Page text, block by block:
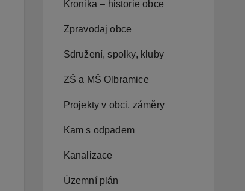
Kronika – historie obce
Zpravodaj obce
Sdružení, spolky, kluby
ZŠ a MŠ Olbramice
Projekty v obci, záměry
Kam s odpadem
Kanalizace
Územní plán